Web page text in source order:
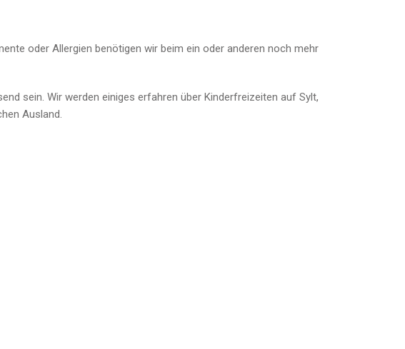
oder Allergien benötigen wir beim ein oder anderen noch mehr
sein. Wir werden einiges erfahren über Kinderfreizeiten auf Sylt,
Ausland.